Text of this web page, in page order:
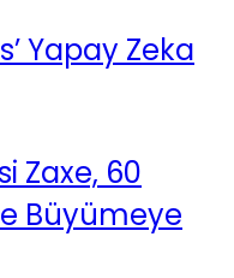
Yapay Zeka
Zaxe, 60
Büyümeye